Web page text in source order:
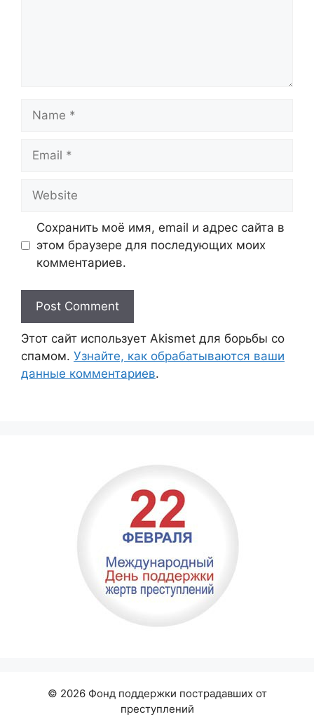
Name
Email
Website
Сохранить моё имя, email и адрес сайта в
этом браузере для последующих моих
комментариев.
Этот сайт использует Akismet для борьбы со
спамом. Узнайте, как обрабатываются ваши
данные комментариев.
© 2026 Фонд поддержки пострадавших от
преступлений